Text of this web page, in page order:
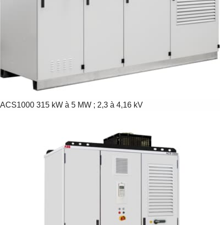
ACS1000 315 kW à 5 MW ; 2,3 à 4,16 kV